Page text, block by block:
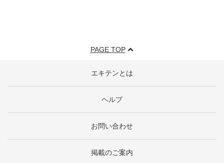
PAGE TOP
エキテンとは
ヘルプ
お問い合わせ
掲載のご案内